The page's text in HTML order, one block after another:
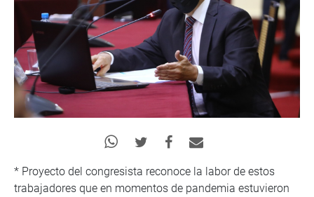
* Proyecto del congresista reconoce la labor de estos
trabajadores que en momentos de pandemia estuvieron